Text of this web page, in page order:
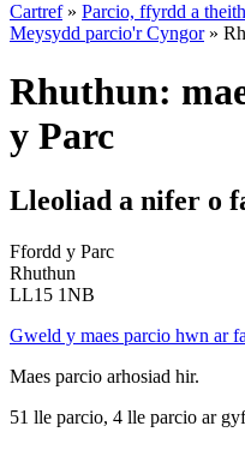
Cartref» Parcio, ffyrdd a
Meysydd parcio'r Cyngor»
Rhuthun:
y Parc
Lleoliad a nifer o
Ffordd y Parc
Rhuthun
LL15 1NB
Gweld y maes parcio hwn ar
Maes parcio arhosiad hir.
51 lle parcio, 4 lle parcio ar